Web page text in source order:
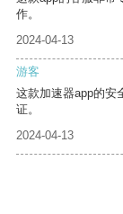
作。
2024-04-13
游客
这款加速器app的安
证。
2024-04-13